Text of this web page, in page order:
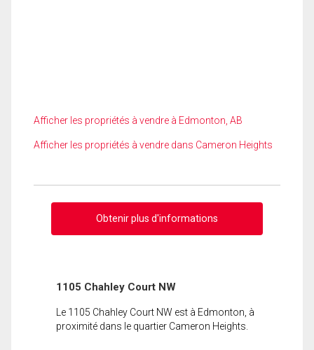
Afficher les propriétés à vendre à Edmonton, AB
Afficher les propriétés à vendre dans Cameron Heights
Obtenir plus d'informations
1105 Chahley Court NW
Le 1105 Chahley Court NW est à Edmonton, à
proximité dans le quartier Cameron Heights.